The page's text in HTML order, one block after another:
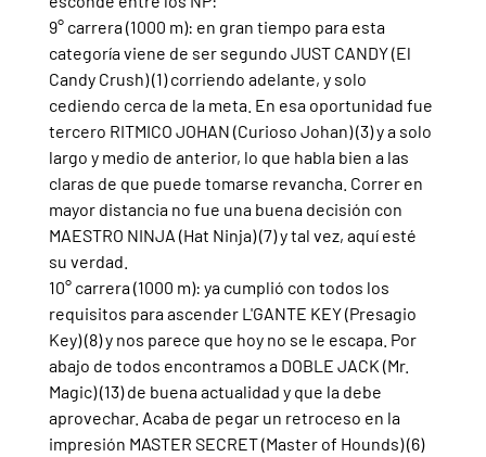
9° carrera (1000 m): en gran tiempo para esta
categoría viene de ser segundo JUST CANDY (El
Candy Crush) (1) corriendo adelante, y solo
cediendo cerca de la meta. En esa oportunidad fue
tercero RITMICO JOHAN (Curioso Johan) (3) y a solo
largo y medio de anterior, lo que habla bien a las
claras de que puede tomarse revancha. Correr en
mayor distancia no fue una buena decisión con
MAESTRO NINJA (Hat Ninja) (7) y tal vez, aquí esté
su verdad.
10° carrera (1000 m): ya cumplió con todos los
requisitos para ascender L'GANTE KEY (Presagio
Key) (8) y nos parece que hoy no se le escapa. Por
abajo de todos encontramos a DOBLE JACK (Mr.
Magic) (13) de buena actualidad y que la debe
aprovechar. Acaba de pegar un retroceso en la
impresión MASTER SECRET (Master of Hounds) (6)